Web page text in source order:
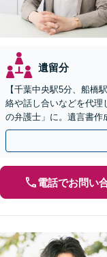
遺留分
【千葉中央駅5分、船橋
絡や話し合いなどを代理
の弁護士」に。遺言書作
気軽にご相談ください！
電話でお問い